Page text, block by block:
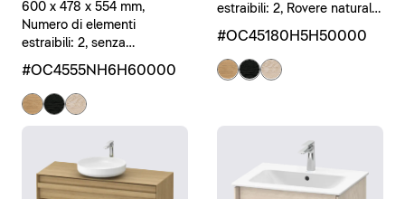
600 x 478 x 554 mm,
Numero di elementi
estraibili: 2, senza
Troppopieno, Rovere nero
#OC4555NH6H60000
estraibili: 2, Rovere naturale
naturale massello opaco,
Legno massello
#OC45180H5H50000